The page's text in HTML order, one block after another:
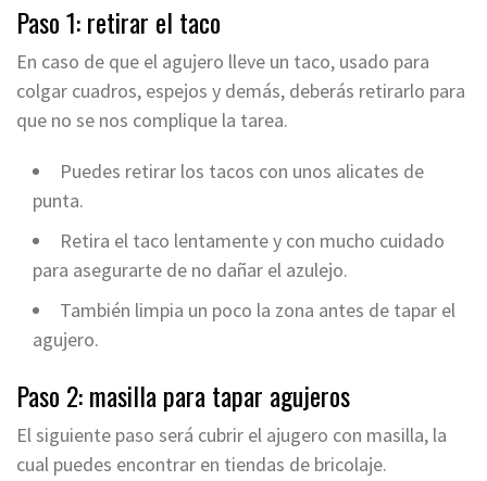
Paso 1: retirar el taco
En caso de que el agujero lleve un taco, usado para
colgar cuadros, espejos y demás, deberás retirarlo para
que no se nos complique la tarea.
Puedes retirar los tacos con unos alicates de
punta.
Retira el taco lentamente y con mucho cuidado
para asegurarte de no dañar el azulejo.
También limpia un poco la zona antes de tapar el
agujero.
Paso 2: masilla para tapar agujeros
El siguiente paso será cubrir el ajugero con masilla, la
cual puedes encontrar en tiendas de bricolaje.